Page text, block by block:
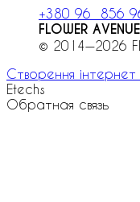
+380 96 856
FLOWER
© 2014—2026
Створення інтернет
Etechs
Обратная связь